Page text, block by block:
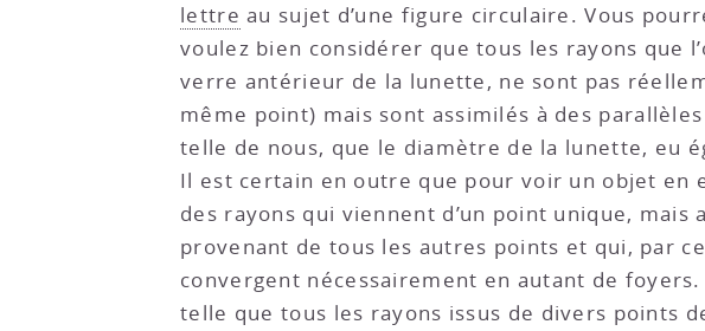
lettre au sujet d’une figure circulaire. Vous
voulez bien considérer que tous les rayons que
verre antérieur de la lunette, ne sont pas
même point) mais sont assimilés à des
telle de nous, que le diamètre de la lunette, eu
Il est certain en outre que pour voir un objet en
des rayons qui viennent d’un point unique, mais
provenant de tous les autres points et qui, par
convergent nécessairement en autant de
telle que tous les rayons issus de divers points